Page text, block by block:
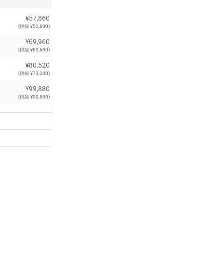
¥57,860
(税抜 ¥52,600)
¥69,960
(税抜 ¥63,600)
¥80,520
(税抜 ¥73,200)
¥99,880
(税抜 ¥90,800)
¥113,300